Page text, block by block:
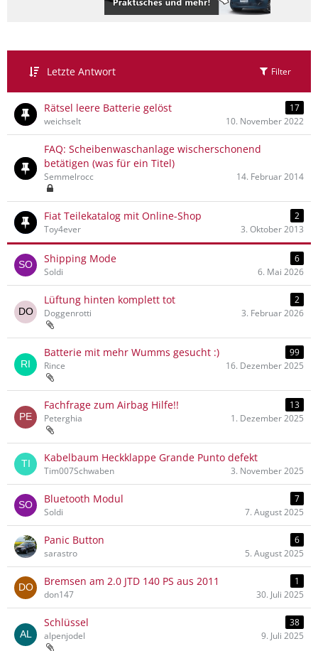
Letzte Antwort Filter
Rätsel leere Batterie gelöst
17
weichselt
10. November 2022
FAQ: Scheibenwaschanlage wischerschonend
betätigen (was für ein Titel)
Semmelrocc 14. Februar 2014
Fiat Teilekatalog mit Online-Shop
2
Toy4ever
3. Oktober 2013
Shipping Mode
6
Soldi
6. Mai 2026
Lüftung hinten komplett tot
2
Doggenrotti
3. Februar 2026
Batterie mit mehr Wumms gesucht :)
99
Rince
16. Dezember 2025
Fachfrage zum Airbag Hilfe!!
13
Peterghia
1. Dezember 2025
Kabelbaum Heckklappe Grande Punto defekt
Tim007Schwaben 3. November 2025
Bluetooth Modul
7
Soldi
7. August 2025
Panic Button
6
sarastro
5. August 2025
Bremsen am 2.0 JTD 140 PS aus 2011
1
don147
30. Juli 2025
Schlüssel
38
alpenjodel
9. Juli 2025